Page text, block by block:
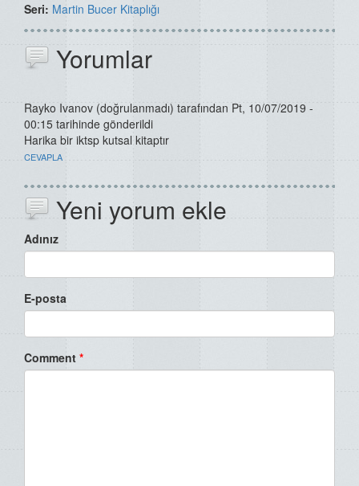
Seri: Martin Bucer Kitaplığı
Yorumlar
Rayko Ivanov (doğrulanmadı) tarafından Pt, 10/07/2019 -
00:15 tarihinde gönderildi
Harika bir iktsp kutsal kitaptır
CEVAPLA
Yeni yorum ekle
Adınız
E-posta
Comment *